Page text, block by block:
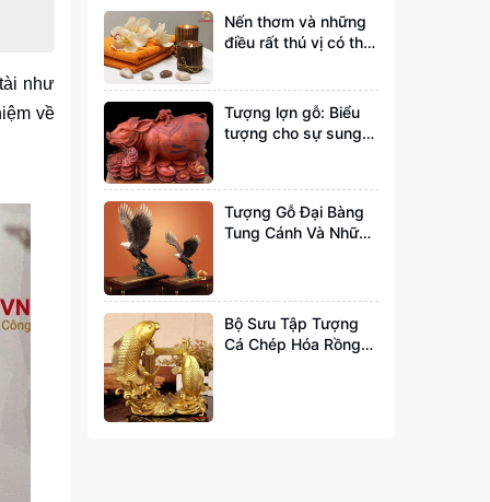
như
về
Nến thơm và những
điều rất thú vị có thể
Tượng lợn gỗ: Biểu
tượng cho sự sung
Tượng Gỗ Đại Bàng
Tung Cánh Và Những
Bộ Sưu Tập Tượng
Cá Chép Hóa Rồng